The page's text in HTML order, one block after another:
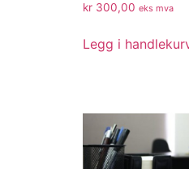
kr 300,00 eks mva
Legg i